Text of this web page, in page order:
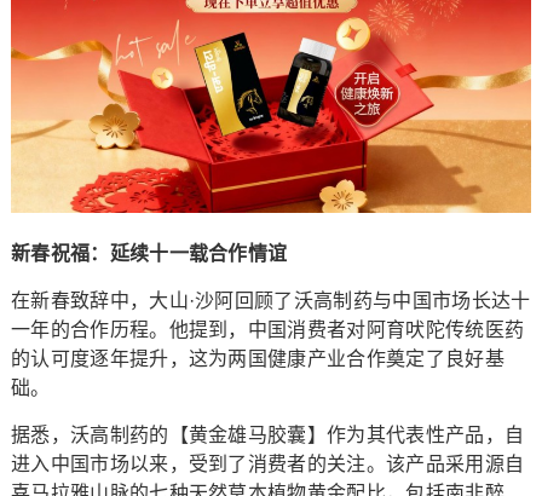
新春祝福：延续十一载合作情谊
在新春致辞中，大山·沙阿回顾了沃高制药与中国市场长达十
一年的合作历程。他提到，中国消费者对阿育吠陀传统医药
的认可度逐年提升，这为两国健康产业合作奠定了良好基
础。
据悉，沃高制药的【黄金雄马胶囊】作为其代表性产品，自
进入中国市场以来，受到了消费者的关注。该产品采用源自